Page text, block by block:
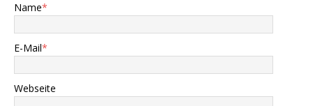
Name*
E-Mail*
Webseite